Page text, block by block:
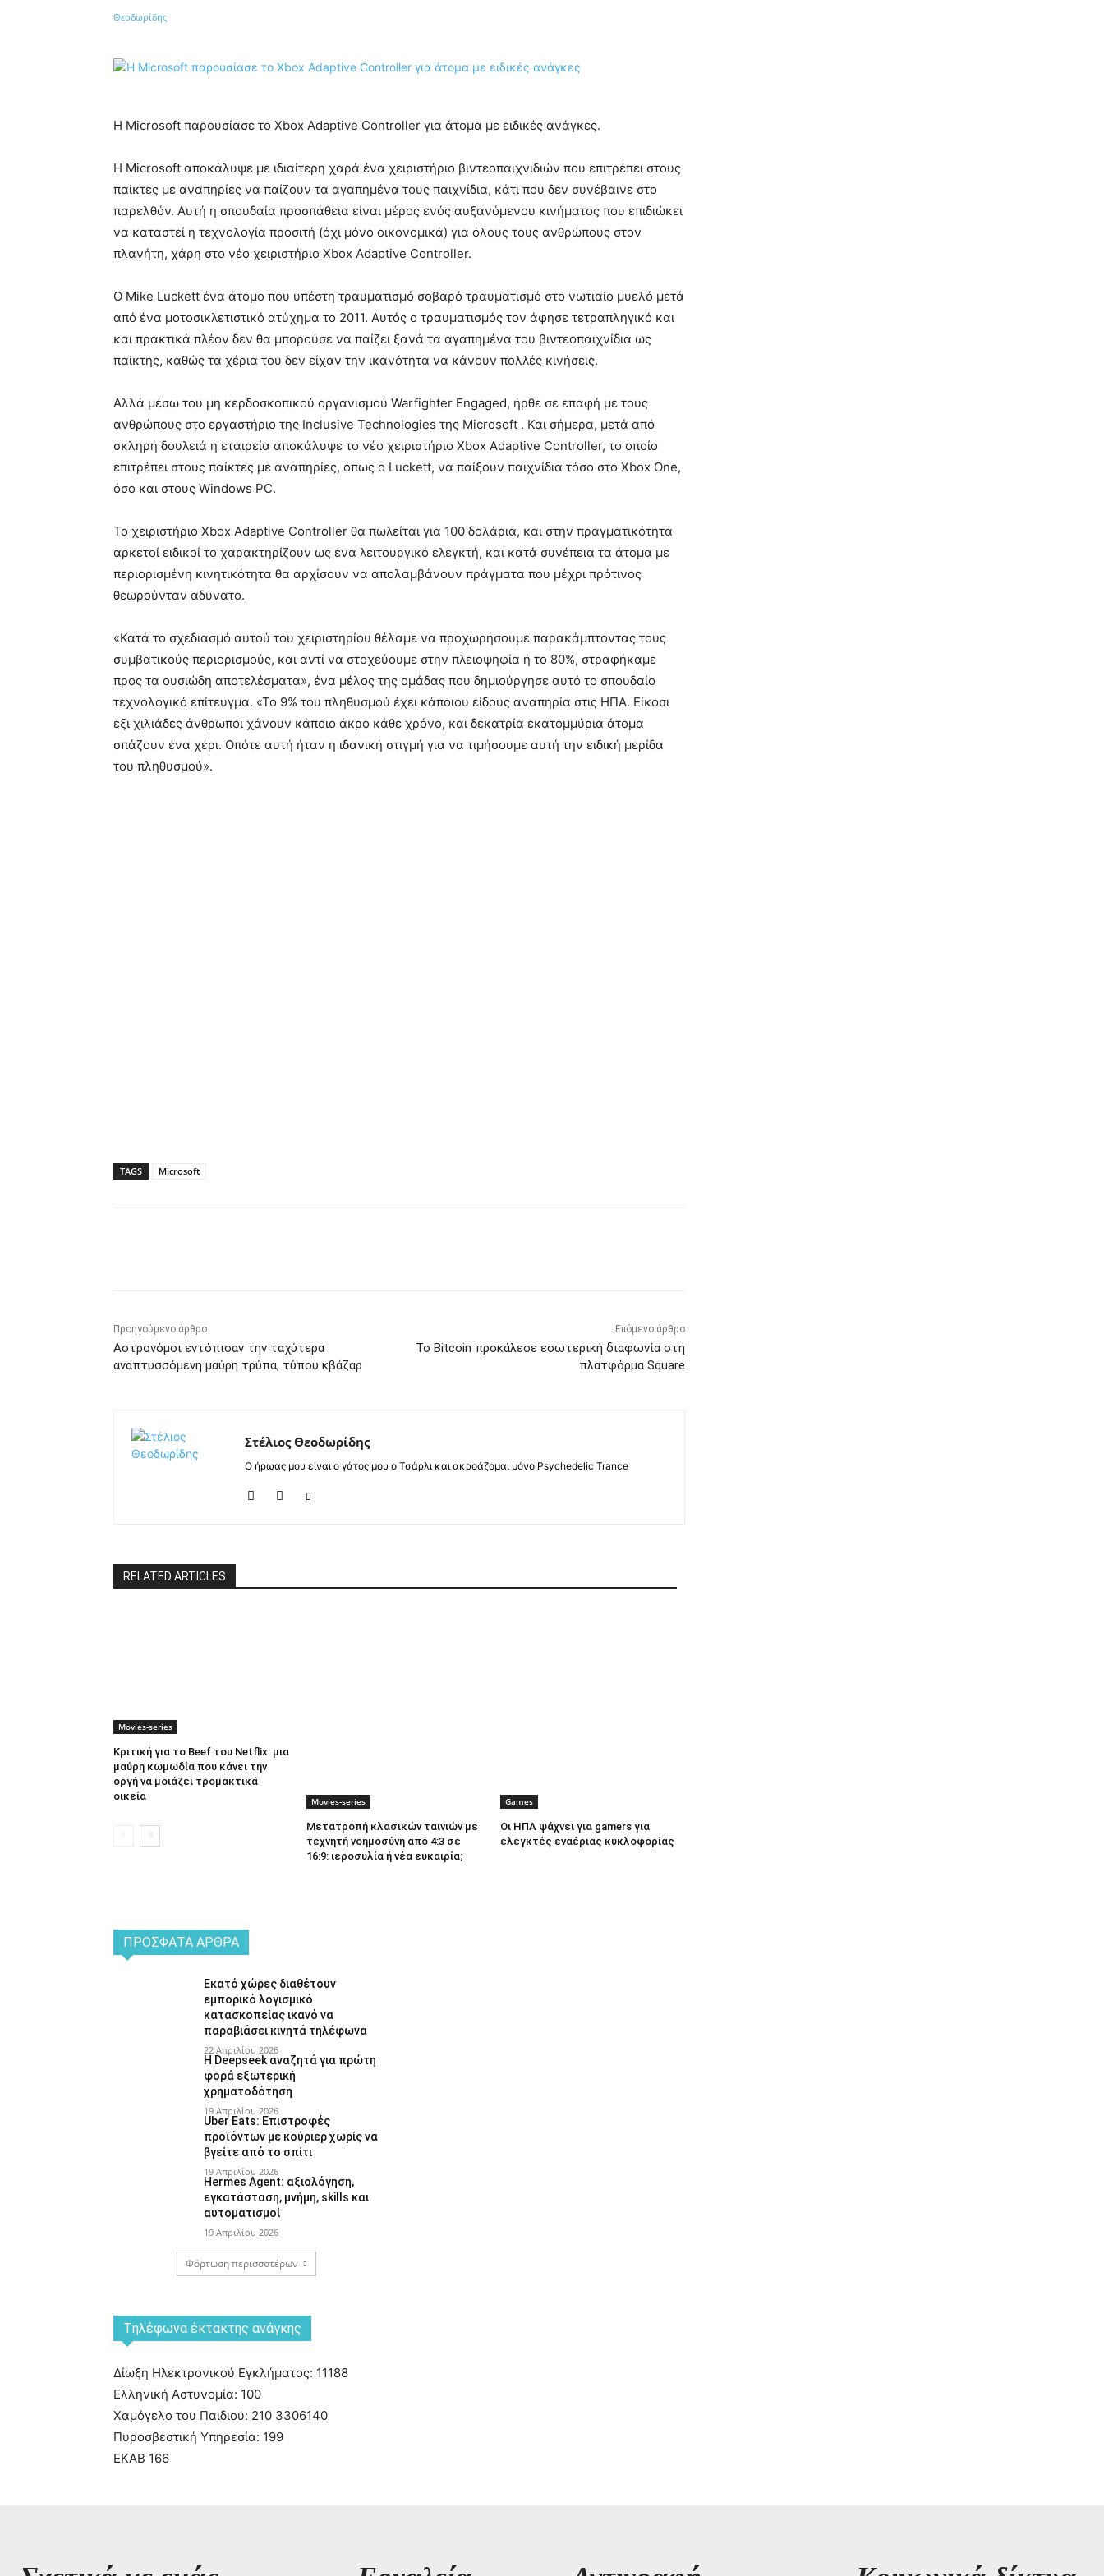
Κοινοποίηση
Η Microsoft παρουσίασε το Xbox Adaptive Controller για άτομα με ειδικές ανάγκες.
Η Microsoft αποκάλυψε με ιδιαίτερη χαρά ένα χειριστήριο βιντεοπαιχνιδιών που επιτρέπει στους
παίκτες με αναπηρίες να παίζουν τα αγαπημένα τους παιχνίδια, κάτι που δεν συνέβαινε στο
παρελθόν. Αυτή η σπουδαία προσπάθεια είναι μέρος ενός αυξανόμενου κινήματος που επιδιώκει
να καταστεί η τεχνολογία προσιτή (όχι μόνο οικονομικά) για όλους τους ανθρώπους στον
πλανήτη, χάρη στο νέο χειριστήριο Xbox Adaptive Controller.
Ο Mike Luckett ένα άτομο που υπέστη τραυματισμό σοβαρό τραυματισμό στο νωτιαίο μυελό μετά
από ένα μοτοσικλετιστικό ατύχημα το 2011. Αυτός ο τραυματισμός τον άφησε τετραπληγικό και
και πρακτικά πλέον δεν θα μπορούσε να παίζει ξανά τα αγαπημένα του βιντεοπαιχνίδια ως
παίκτης, καθώς τα χέρια του δεν είχαν την ικανότητα να κάνουν πολλές κινήσεις.
Αλλά μέσω του μη κερδοσκοπικού οργανισμού Warfighter Engaged, ήρθε σε επαφή με τους
ανθρώπους στο εργαστήριο της Inclusive Technologies της Microsoft . Και σήμερα, μετά από
σκληρή δουλειά η εταιρεία αποκάλυψε το νέο χειριστήριο Xbox Adaptive Controller, το οποίο
επιτρέπει στους παίκτες με αναπηρίες, όπως ο Luckett, να παίξουν παιχνίδια τόσο στο Xbox One,
όσο και στους Windows PC.
Το χειριστήριο Xbox Adaptive Controller θα πωλείται για 100 δολάρια, και στην πραγματικότητα
αρκετοί ειδικοί το χαρακτηρίζουν ως ένα λειτουργικό ελεγκτή, και κατά συνέπεια τα άτομα με
περιορισμένη κινητικότητα θα αρχίσουν να απολαμβάνουν πράγματα που μέχρι πρότινος
θεωρούνταν αδύνατο.
«Κατά το σχεδιασμό αυτού του χειριστηρίου θέλαμε να προχωρήσουμε παρακάμπτοντας τους
συμβατικούς περιορισμούς, και αντί να στοχεύουμε στην πλειοψηφία ή το 80%, στραφήκαμε
προς τα ουσιώδη αποτελέσματα», ένα μέλος της ομάδας που δημιούργησε αυτό το σπουδαίο
τεχνολογικό επίτευγμα. «Το 9% του πληθυσμού έχει κάποιου είδους αναπηρία στις ΗΠΑ. Είκοσι
έξι χιλιάδες άνθρωποι χάνουν κάποιο άκρο κάθε χρόνο, και δεκατρία εκατομμύρια άτομα
σπάζουν ένα χέρι. Οπότε αυτή ήταν η ιδανική στιγμή για να τιμήσουμε αυτή την ειδική μερίδα
του πληθυσμού».
TAGS Microsoft
Προηγούμενο άρθρο
Αστρονόμοι εντόπισαν την ταχύτερα
αναπτυσσόμενη μαύρη τρύπα, τύπου κβάζαρ
Επόμενο άρθρο
Το Bitcoin προκάλεσε εσωτερική διαφωνία στη
πλατφόρμα Square
Στέλιος Θεοδωρίδης
Ο ήρωας μου είναι ο γάτος μου ο Τσάρλι και ακροάζομαι μόνο Psychedelic Trance
RELATED ARTICLES
Movies-series
Κριτική για το Beef του Netflix: μια
μαύρη κωμωδία που κάνει την
οργή να μοιάζει τρομακτικά
οικεία
Movies-series
Μετατροπή κλασικών ταινιών με
τεχνητή νοημοσύνη από 4:3 σε
16:9: ιεροσυλία ή νέα ευκαιρία;
Games
Οι ΗΠΑ ψάχνει για gamers για
ελεγκτές εναέριας κυκλοφορίας
ΠΡΌΣΦΑΤΑ ΆΡΘΡΑ
Εκατό χώρες διαθέτουν
εμπορικό λογισμικό
κατασκοπείας ικανό να
παραβιάσει κινητά τηλέφωνα
22 Απριλίου 2026
Η Deepseek αναζητά για πρώτη
φορά εξωτερική
χρηματοδότηση
19 Απριλίου 2026
Uber Eats: Επιστροφές
προϊόντων με κούριερ χωρίς να
βγείτε από το σπίτι
19 Απριλίου 2026
Hermes Agent: αξιολόγηση,
εγκατάσταση, μνήμη, skills και
αυτοματισμοί
19 Απριλίου 2026
Φόρτωση περισσοτέρων
Tηλέφωνα έκτακτης ανάγκης
Δίωξη Ηλεκτρονικού Εγκλήματος: 11188
Ελληνική Αστυνομία: 100
Χαμόγελο του Παιδιού: 210 3306140
Πυροσβεστική Υπηρεσία: 199
ΕΚΑΒ 166